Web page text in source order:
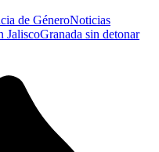
de GéneroNoticias
JaliscoGranada sin detonar